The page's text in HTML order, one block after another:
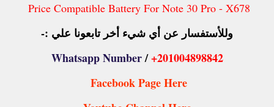
Price Compatible Battery For Note 30 Pro - X678
وللأستفسار عن أي شيء أخر تابعونا علي :-
Whatsapp Number/+201004898842
Facebook Page Here